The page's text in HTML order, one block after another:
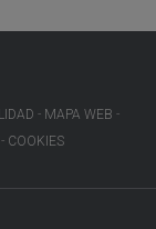
MAPA WEB
COOKIES